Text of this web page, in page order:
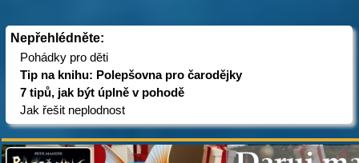
Nepřehlédněte:
Pohádky pro děti
Tip na knihu: Polepšovna pro čarodějky
7 tipů, jak být úplně v pohodě
Jak řešit neplodnost